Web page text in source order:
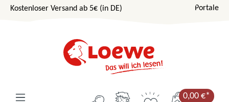
Zum Hauptinhalt springen
Kostenloser Versand ab 5€ (in DE) Portale
0,00 €*